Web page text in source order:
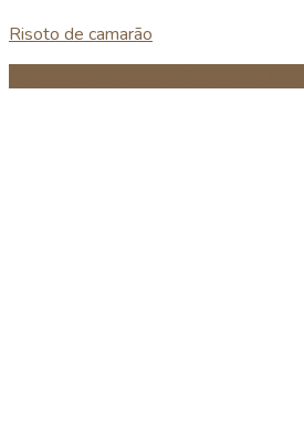
Risoto de camarão
Guardar no